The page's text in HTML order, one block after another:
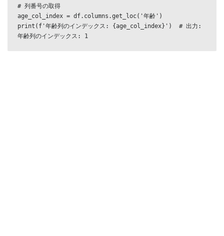
# 列番号の取得
age_col_index = df.columns.get_loc('年齢')
print(f'年齢列のインデックス: {age_col_index}')  # 出力: